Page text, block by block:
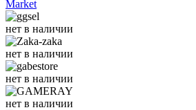
Market
нет в наличии
нет в наличии
нет в наличии
нет в наличии